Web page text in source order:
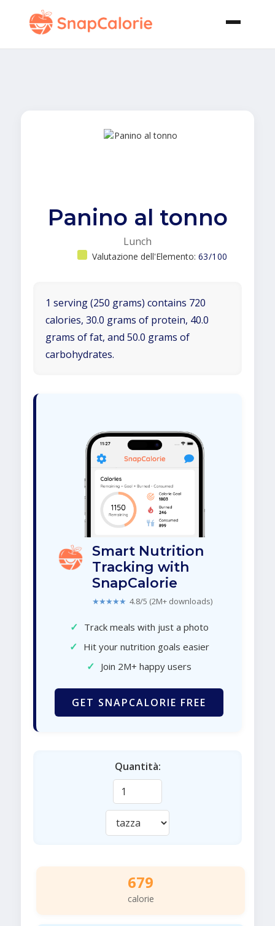
Panino al tonno
Lunch
Valutazione dell'Elemento: 63/100
1 serving (250 grams) contains 720
calories, 30.0 grams of protein, 40.0
grams of fat, and 50.0 grams of
carbohydrates.
Smart Nutrition
Tracking with
SnapCalorie
★★★★★ 4.8/5 (2M+ downloads)
✓ Track meals with just a photo
✓ Hit your nutrition goals easier
✓ Join 2M+ happy users
GET SNAPCALORIE FREE
Quantità:
679
calorie